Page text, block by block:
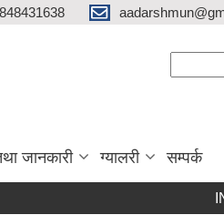
जानकारी ग्यालरी सम्पर्क